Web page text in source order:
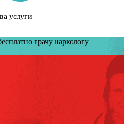
услуги
врачу наркологу